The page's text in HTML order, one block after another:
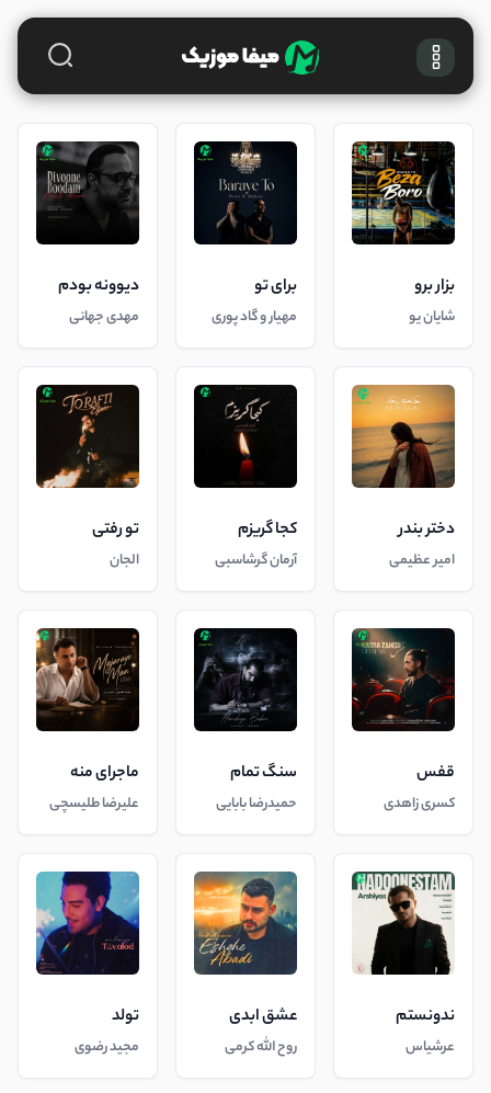
بزار برو
شایان یو
برای تو
مهیار و گاد پوری
دیوونه بودم
مهدی جهانی
دختر بندر
امیر عظیمی
کجا گریزم
آرمان گرشاسبی
تو رفتی
الجان
قفس
کسری زاهدی
سنگ تمام
حمیدرضا بابایی
ماجرای منه
علیرضا طلیسچی
ندونستم
عرشیاس
عشق ابدی
روح الله کرمی
تولد
مجید رضوی